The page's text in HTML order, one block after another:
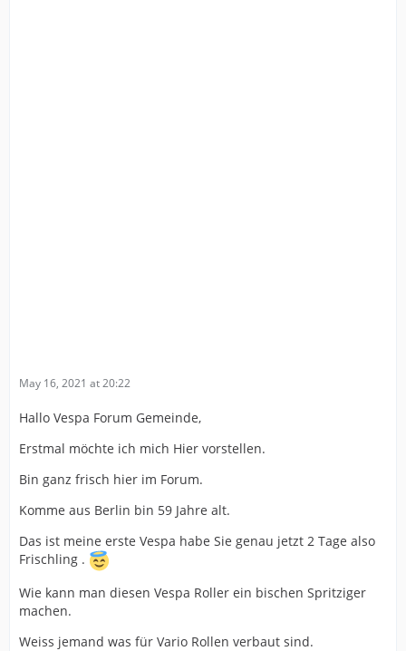
May 16, 2021 at 20:22
Hallo Vespa Forum Gemeinde,
Erstmal möchte ich mich Hier vorstellen.
Bin ganz frisch hier im Forum.
Komme aus Berlin bin 59 Jahre alt.
Das ist meine erste Vespa habe Sie genau jetzt 2 Tage also
Frischling .
Wie kann man diesen Vespa Roller ein bischen Spritziger
machen.
Weiss jemand was für Vario Rollen verbaut sind.